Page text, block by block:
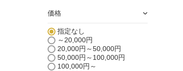
価格 ›
指定なし
～20,000円
20,000円～50,000円
50,000円～100,000円
100,000円～